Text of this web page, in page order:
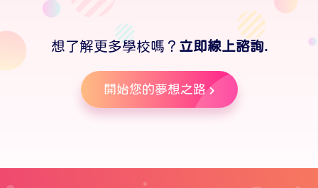
想了解更多學校嗎？ 立即線上諮詢.
開始您的夢想之路